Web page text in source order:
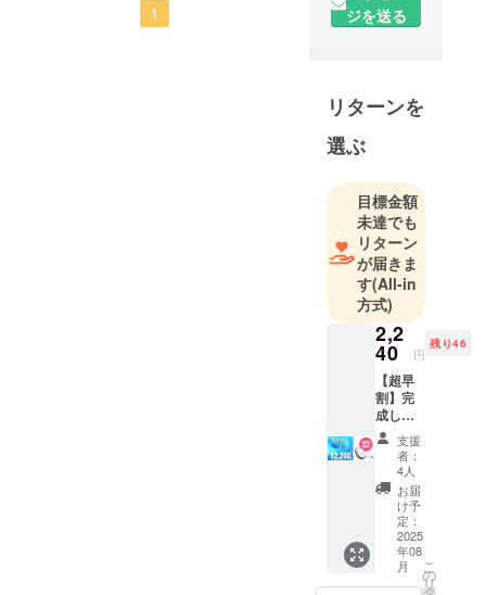
1
ジを送る
リターンを
選ぶ
目標金額
未達でも
リターン
が届きま
す(All-in
方式)
2,2
40 円
残り46
【超早
割】完
成した
製品1点
［一般
販売予
定価格
3,200円
30%OF
F］ ※デ
ザイ
ン・仕
支援
者：
4人
お届
け予
定：
2025
年08
月
こ
の
リ